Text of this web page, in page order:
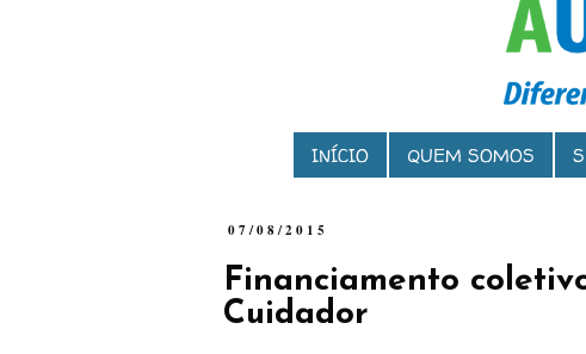
INÍCIO QUEM SOMOS
07/08/2015
Financiamento
Cuidador